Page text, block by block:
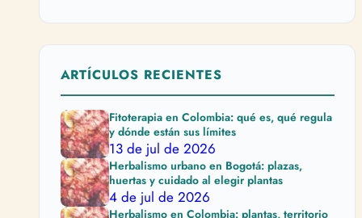
ARTÍCULOS RECIENTES
Fitoterapia en Colombia: qué es, qué regula
y dónde están sus límites
13 de jul de 2026
Herbalismo urbano en Bogotá: plazas,
huertas y cuidado al elegir plantas
4 de jul de 2026
Herbalismo en Colombia: plantas, territorio